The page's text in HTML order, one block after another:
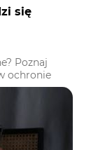
się
Poznaj
ochronie
siebie.